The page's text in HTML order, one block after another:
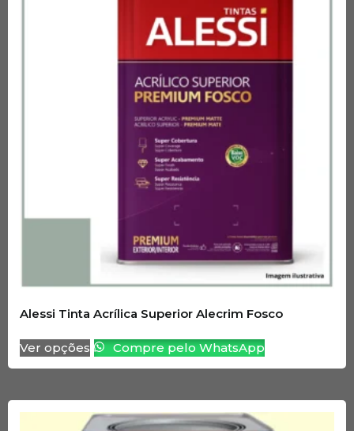
Alessi Tinta Acrílica Superior Alecrim Fosco
Ver opções Compre pelo WhatsApp